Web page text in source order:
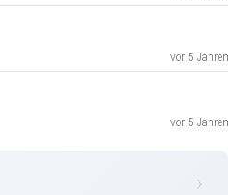
vor 5 Jahren
vor 5 Jahren